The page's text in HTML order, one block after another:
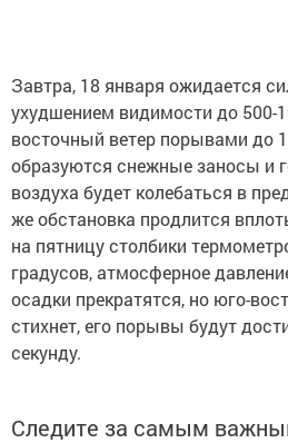
Завтра, 18 января ожидается
ухудшением видимости до 500-
восточный ветер порывами до
образуются снежные заносы и
воздуха будет колебаться в
же обстановка продлится
на пятницу столбики
градусов, атмосферное
осадки прекратятся, но юго-
стихнет, его порывы будут
секунду.
Следите за самым